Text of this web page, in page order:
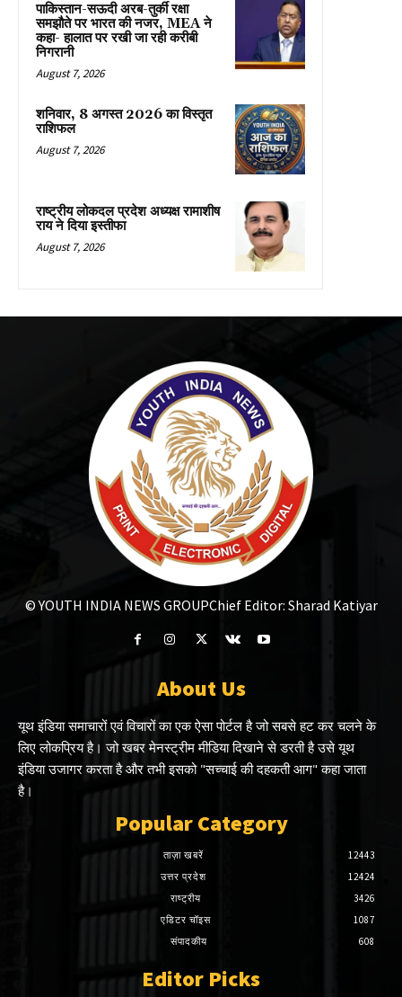
पाकिस्तान-सऊदी अरब-तुर्की रक्षा
समझौते पर भारत की नजर, MEA ने
कहा- हालात पर रखी जा रही करीबी
निगरानी
August 7, 2026
शनिवार, 8 अगस्त 2026 का विस्तृत
राशिफल
August 7, 2026
राष्ट्रीय लोकदल प्रदेश अध्यक्ष रामाशीष
राय ने दिया इस्तीफा
August 7, 2026
© YOUTH INDIA NEWS GROUPChief Editor: Sharad Katiyar
About Us
यूथ इंडिया समाचारों एवं विचारों का एक ऐसा पोर्टल है जो सबसे हट कर चलने के
लिए लोकप्रिय है। जो खबर मेनस्ट्रीम मीडिया दिखाने से डरती है उसे यूथ
इंडिया उजागर करता है और तभी इसको "सच्चाई की दहकती आग" कहा जाता
है।
Popular Category
ताज़ा खबरें
12443
उत्तर प्रदेश
12424
राष्ट्रीय
3426
एडिटर चॉइस
1087
संपादकीय
608
Editor Picks